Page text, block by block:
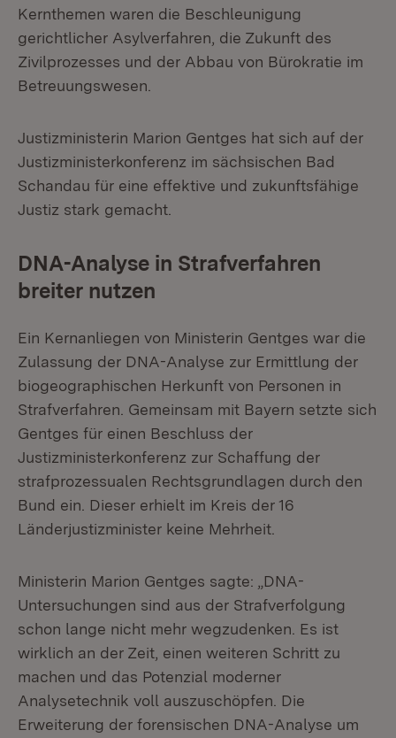
Kernthemen waren die Beschleunigung
gerichtlicher Asylverfahren, die Zukunft des
Zivilprozesses und der Abbau von Bürokratie im
Betreuungswesen.
Justizministerin Marion Gentges hat sich auf der
Justizministerkonferenz im sächsischen Bad
Schandau für eine effektive und zukunftsfähige
Justiz stark gemacht.
DNA-Analyse in Strafverfahren
breiter nutzen
Ein Kernanliegen von Ministerin Gentges war die
Zulassung der DNA-Analyse zur Ermittlung der
biogeographischen Herkunft von Personen in
Strafverfahren. Gemeinsam mit Bayern setzte sich
Gentges für einen Beschluss der
Justizministerkonferenz zur Schaffung der
strafprozessualen Rechtsgrundlagen durch den
Bund ein. Dieser erhielt im Kreis der 16
Länderjustizminister keine Mehrheit.
Ministerin Marion Gentges sagte: „DNA-
Untersuchungen sind aus der Strafverfolgung
schon lange nicht mehr wegzudenken. Es ist
wirklich an der Zeit, einen weiteren Schritt zu
machen und das Potenzial moderner
Analysetechnik voll auszuschöpfen. Die
Erweiterung der forensischen DNA-Analyse um